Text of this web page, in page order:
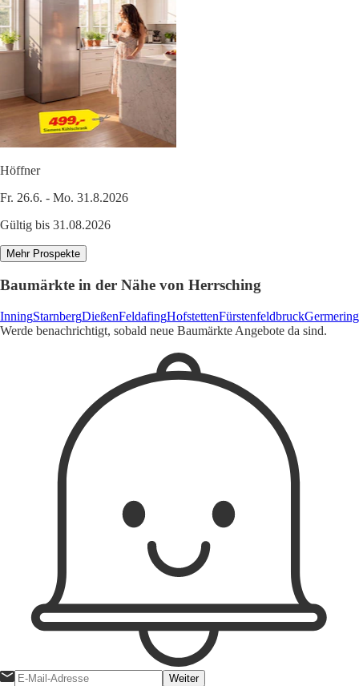
Höffner
Fr. 26.6. - Mo. 31.8.2026
Gültig bis 31.08.2026
Mehr Prospekte
Baumärkte in der Nähe von Herrsching
InningStarnbergDießenFeldafingHofstettenFürstenfeldbruckGermering
Werde benachrichtigt, sobald neue Baumärkte Angebote da sind.
Weiter